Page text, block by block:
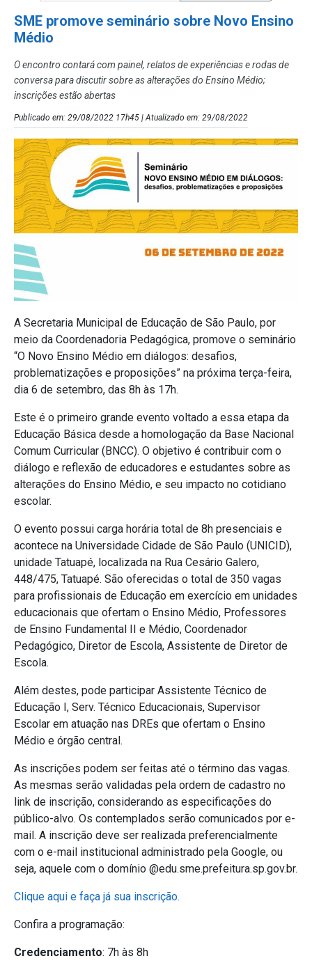
SME promove seminário sobre Novo Ensino
Médio
O encontro contará com painel, relatos de experiências e rodas de
conversa para discutir sobre as alterações do Ensino Médio;
inscrições estão abertas
Publicado em: 29/08/2022 17h45 | Atualizado em: 29/08/2022
A Secretaria Municipal de Educação de São Paulo, por
meio da Coordenadoria Pedagógica, promove o seminário
“O Novo Ensino Médio em diálogos: desafios,
problematizações e proposições” na próxima terça-feira,
dia 6 de setembro, das 8h às 17h.
Este é o primeiro grande evento voltado a essa etapa da
Educação Básica desde a homologação da Base Nacional
Comum Curricular (BNCC). O objetivo é contribuir com o
diálogo e reflexão de educadores e estudantes sobre as
alterações do Ensino Médio, e seu impacto no cotidiano
escolar.
O evento possui carga horária total de 8h presenciais e
acontece na Universidade Cidade de São Paulo (UNICID),
unidade Tatuapé, localizada na Rua Cesário Galero,
448/475, Tatuapé. São oferecidas o total de 350 vagas
para profissionais de Educação em exercício em unidades
educacionais que ofertam o Ensino Médio, Professores
de Ensino Fundamental II e Médio, Coordenador
Pedagógico, Diretor de Escola, Assistente de Diretor de
Escola.
Além destes, pode participar Assistente Técnico de
Educação I, Serv. Técnico Educacionais, Supervisor
Escolar em atuação nas DREs que ofertam o Ensino
Médio e órgão central.
As inscrições podem ser feitas até o término das vagas.
As mesmas serão validadas pela ordem de cadastro no
link de inscrição, considerando as especificações do
público-alvo. Os contemplados serão comunicados por e-
mail. A inscrição deve ser realizada preferencialmente
com o e-mail institucional administrado pela Google, ou
seja, aquele com o domínio @edu.sme.prefeitura.sp.gov.br.
Clique aqui e faça já sua inscrição.
Confira a programação:
Credenciamento: 7h às 8h